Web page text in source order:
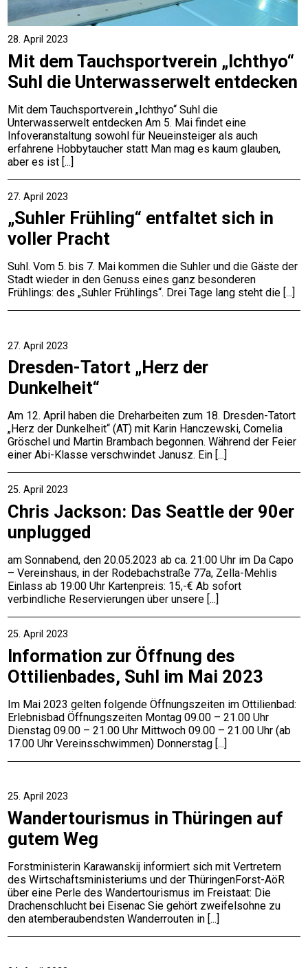
28. April 2023
Mit dem Tauchsportverein „Ichthyo“
Suhl die Unterwasserwelt entdecken
Mit dem Tauchsportverein „Ichthyo“ Suhl die
Unterwasserwelt entdecken Am 5. Mai findet eine
Infoveranstaltung sowohl für Neueinsteiger als auch
erfahrene Hobbytaucher statt Man mag es kaum glauben,
aber es ist
27. April 2023
„Suhler Frühling“ entfaltet sich in
voller Pracht
Suhl. Vom 5. bis 7. Mai kommen die Suhler und die Gäste der
Stadt wieder in den Genuss eines ganz besonderen
Frühlings: des „Suhler Frühlings“. Drei Tage lang steht die
27. April 2023
Dresden-Tatort „Herz der
Dunkelheit“
Am 12. April haben die Dreharbeiten zum 18. Dresden-Tatort
„Herz der Dunkelheit“ (AT) mit Karin Hanczewski, Cornelia
Gröschel und Martin Brambach begonnen. Während der Feier
einer Abi-Klasse verschwindet Janusz. Ein
25. April 2023
Chris Jackson: Das Seattle der 90er
unplugged
am Sonnabend, den 20.05.2023 ab ca. 21:00 Uhr im Da Capo
– Vereinshaus, in der Rodebachstraße 77a, Zella-Mehlis
Einlass ab 19:00 Uhr Kartenpreis: 15,-€ Ab sofort
verbindliche Reservierungen über unsere
25. April 2023
Information zur Öffnung des
Ottilienbades, Suhl im Mai 2023
Im Mai 2023 gelten folgende Öffnungszeiten im Ottilienbad:
Erlebnisbad Öffnungszeiten Montag 09.00 – 21.00 Uhr
Dienstag 09.00 – 21.00 Uhr Mittwoch 09.00 – 21.00 Uhr (ab
17.00 Uhr Vereinsschwimmen) Donnerstag
25. April 2023
Wandertourismus in Thüringen auf
gutem Weg
Forstministerin Karawanskij informiert sich mit Vertretern
des Wirtschaftsministeriums und der ThüringenForst-AöR
über eine Perle des Wandertourismus im Freistaat: Die
Drachenschlucht bei Eisenac Sie gehört zweifelsohne zu
den atemberaubendsten Wanderrouten in